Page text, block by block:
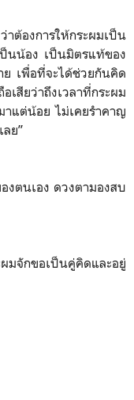
องการให้กระผมเป็น
นน้อง เป็นมิตรแท้ของ
เพื่อที่จะได้ช่วยกันคิด
สียว่าถึงเวลาที่กระผม
แต่น้อย ไม่เคยรำคาญ
ย”
งตนเอง ดวงตามองสบ
จักขอเป็นคู่คิดและอยู่